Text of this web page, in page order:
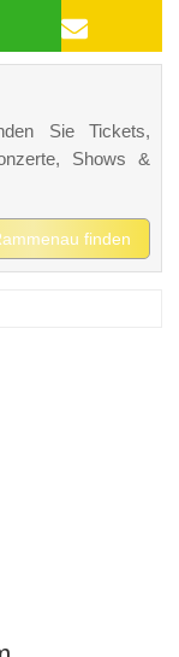
Sie Tickets,
Shows &
finden